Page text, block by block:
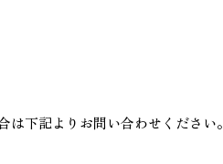
は下記よりお問い合わせください。